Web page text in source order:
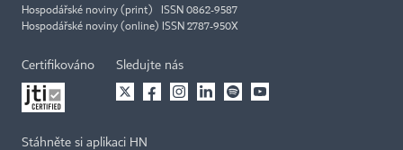
Hospodářské noviny (print) ISSN 0862-9587
Hospodářské noviny (online) ISSN 2787-950X
Certifikováno Sledujte nás
Stáhněte si aplikaci HN